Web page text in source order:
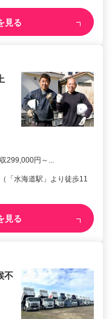
見る
299,000円～...
「水海道駅」より徒歩11
見る
不